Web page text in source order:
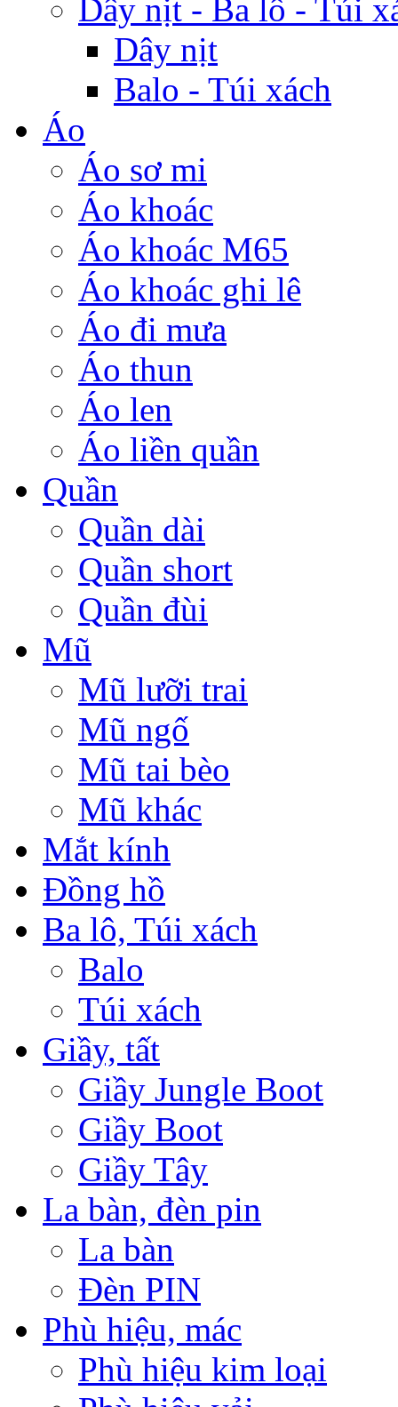
Dây nịt - Ba lô - Túi
Dây nịt
Balo - Túi xách
Áo
Áo sơ mi
Áo khoác
Áo khoác M65
Áo khoác ghi lê
Áo đi mưa
Áo thun
Áo len
Áo liền quần
Quần
Quần dài
Quần short
Quần đùi
Mũ
Mũ lưỡi trai
Mũ ngố
Mũ tai bèo
Mũ khác
Mắt kính
Đồng hồ
Ba lô, Túi xách
Balo
Túi xách
Giầy, tất
Giầy Jungle Boot
Giầy Boot
Giầy Tây
La bàn, đèn pin
La bàn
Đèn PIN
Phù hiệu, mác
Phù hiệu kim loại